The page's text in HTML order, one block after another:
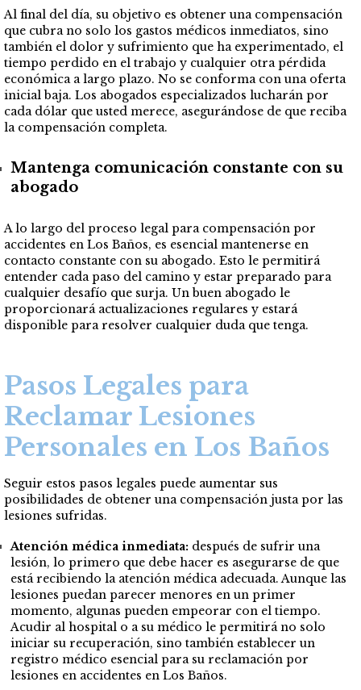
Al final del día, su objetivo es obtener una compensación
que cubra no solo los gastos médicos inmediatos, sino
también el dolor y sufrimiento que ha experimentado, el
tiempo perdido en el trabajo y cualquier otra pérdida
económica a largo plazo. No se conforma con una oferta
inicial baja. Los abogados especializados lucharán por
cada dólar que usted merece, asegurándose de que reciba
la compensación completa.
Mantenga comunicación constante con su
abogado
A lo largo del proceso legal para compensación por
accidentes en Los Baños, es esencial mantenerse en
contacto constante con su abogado. Esto le permitirá
entender cada paso del camino y estar preparado para
cualquier desafío que surja. Un buen abogado le
proporcionará actualizaciones regulares y estará
disponible para resolver cualquier duda que tenga.
Pasos Legales para
Reclamar Lesiones
Personales en Los Baños
Seguir estos pasos legales puede aumentar sus
posibilidades de obtener una compensación justa por las
lesiones sufridas.
Atención médica inmediata: después de sufrir una
lesión, lo primero que debe hacer es asegurarse de que
está recibiendo la atención médica adecuada. Aunque las
lesiones puedan parecer menores en un primer
momento, algunas pueden empeorar con el tiempo.
Acudir al hospital o a su médico le permitirá no solo
iniciar su recuperación, sino también establecer un
registro médico esencial para su reclamación por
lesiones en accidentes en Los Baños.